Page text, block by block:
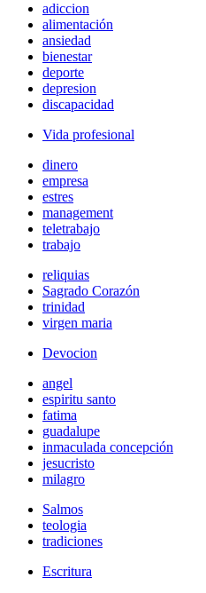
adiccion
alimentación
ansiedad
bienestar
deporte
depresion
discapacidad
Vida profesional
dinero
empresa
estres
management
teletrabajo
trabajo
reliquias
Sagrado Corazón
trinidad
virgen maria
Devocion
angel
espiritu santo
fatima
guadalupe
inmaculada concepción
jesucristo
milagro
Salmos
teologia
tradiciones
Escritura